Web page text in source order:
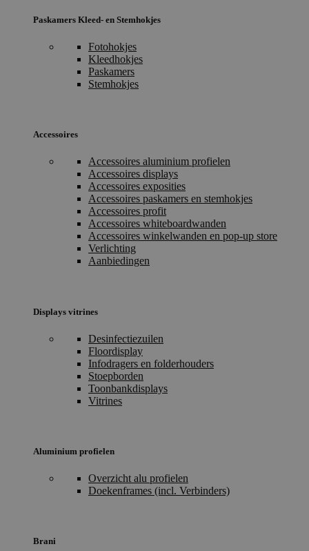
Paskamers Kleed- en Stemhokjes
Fotohokjes
Kleedhokjes
Paskamers
Stemhokjes
Accessoires
Accessoires aluminium profielen
Accessoires displays
Accessoires exposities
Accessoires paskamers en stemhokjes
Accessoires profit
Accessoires whiteboardwanden
Accessoires winkelwanden en pop-up store
Verlichting
Aanbiedingen
Displays vitrines
Desinfectiezuilen
Floordisplay
Infodragers en folderhouders
Stoepborden
Toonbankdisplays
Vitrines
Aluminium profielen
Overzicht alu profielen
Doekenframes (incl. Verbinders)
Brani